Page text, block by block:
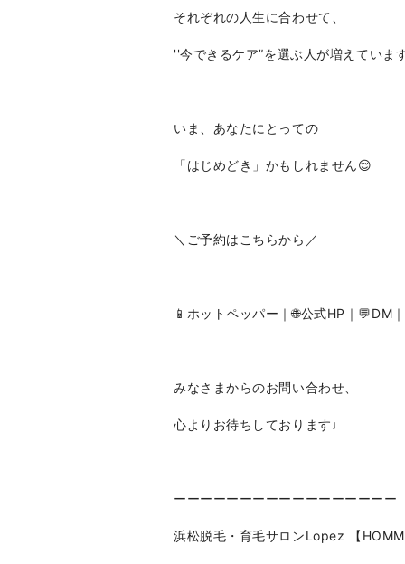
それぞれの人生に合わせて、
''今できるケア”を選ぶ人が増えていま
いま、あなたにとっての
「はじめどき」かもしれません😌
＼ご予約はこちらから／
📱ホットペッパー｜🌐公式HP｜💬DM
みなさまからのお問い合わせ、
心よりお待ちしております♩
ーーーーーーーーーーーーーーーーー
浜松脱毛・育毛サロンLopez 【